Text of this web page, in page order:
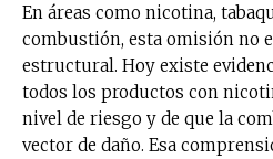
En áreas como nicotina,
combustión, esta omisión no
estructural. Hoy existe
todos los productos con
nivel de riesgo y de que la
vector de daño. Esa